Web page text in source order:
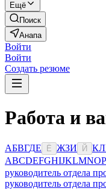
Ещё
Поиск
Анапа
Войти
Войти
Создать резюме
Работа и
АБВГДЕ Ё ЖЗИ Й КЛ
ABCDEFGHIJKLMNOP
руководитель отдела
руководитель отдела